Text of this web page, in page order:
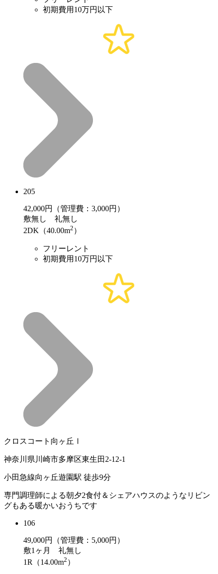
初期費用10万円以下
205
42,000円（管理費：3,000円）
敷無し 礼無し
2DK（40.00m2 ）
フリーレント
初期費用10万円以下
クロスコート向ヶ丘Ⅰ
神奈川県川崎市多摩区東生田2-12-1
小田急線向ヶ丘遊園駅 徒歩9分
専門調理師による朝夕2食付＆シェアハウスのようなリビン
グもある暖かいおうちです
106
49,000円（管理費：5,000円）
敷1ヶ月 礼無し
1R（14.00m2 ）